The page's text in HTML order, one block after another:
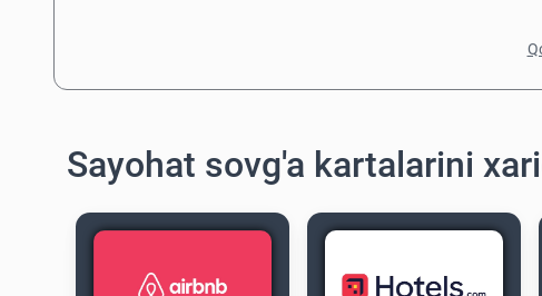
Sayohat sovg'a kartalarini